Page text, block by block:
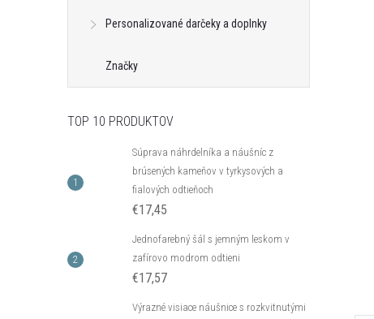
Personalizované darčeky a doplnky
Značky
TOP 10 PRODUKTOV
Súprava náhrdelníka a náušníc z
brúsených kameňov v tyrkysových a
fialových odtieňoch
€17,45
Jednofarebný šál s jemným leskom v
zafírovo modrom odtieni
€17,57
Výrazné visiace náušnice s rozkvitnutými
s kryštálom z
DO KOŠÍKA
Klipsy s guličkou z kolekcie Classic
€16,33
Skladom - hneď
odosielame